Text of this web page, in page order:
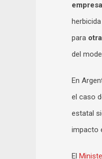
para
del
En
el caso
estatal
impacto
El